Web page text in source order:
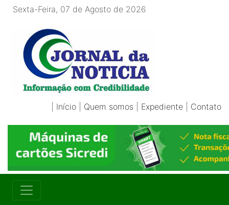
Sexta-Feira, 07 de Agosto de 2026
Início Quem somos Expediente Contato